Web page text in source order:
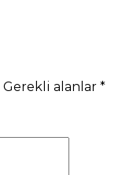
Gerekli alanlar *